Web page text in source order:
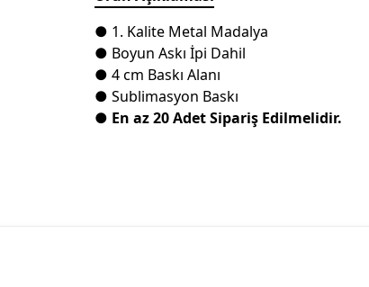
● 1. Kalite Metal Madalya
● Boyun Askı İpi Dahil
● 4 cm Baskı Alanı
● Sublimasyon Baskı
● En az 20 Adet Sipariş Edilmelidir.